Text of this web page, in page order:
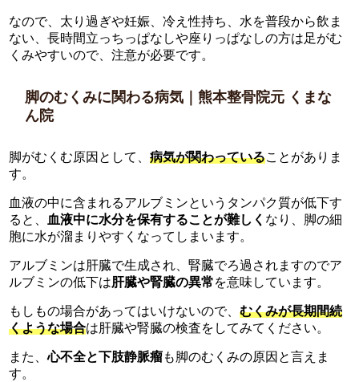
なので、太り過ぎや妊娠、冷え性持ち、水を普段から飲ま
ない、長時間立っちっぱなしや座りっぱなしの方は足がむ
くみやすいので、注意が必要です。
脚のむくみに関わる病気｜熊本整骨院元 くまな
ん院
脚がむくむ原因として、 病気が関わっていることがありま
す。
血液の中に含まれるアルブミンというタンパク質が低下す
ると、
血液中に水分を保有することが難しく なり、脚の細
胞に水が溜まりやすくなってしまいます。
アルブミンは肝臓で生成され、腎臓でろ過されますのでア
ルブミンの低下は肝臓や腎臓の異常を意味しています。
もしもの場合があってはいけないので、 むくみが長期間続
くような場合は肝臓や腎臓の検査をしてみてください。
また、心不全と下肢静脈瘤も脚のむくみの原因と言えま
す。